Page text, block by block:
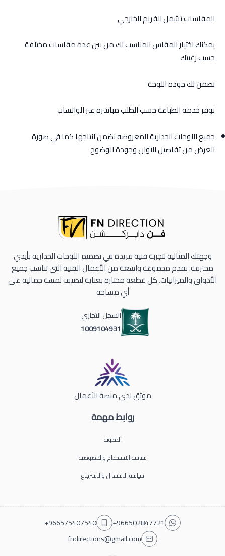
المقاسات تشمل الفريم الخارجي
يمكنك اختيار المقاس المناسب لك من بين عدة مقاسات مختلفة
حسب رغبتك
نضمن لك جودة اللوحة
نوفر خدمة الطباعة حسب الطلب مباشرة عبر الواتساب
جميع اللوحات الجدارية المعروضه نضمن انتاجها كما في صورة
العرض من تفاصيل الاوان وجودة الوضوح
روابط مهمة
المدونة
سياسة الاستخدام والخصوصية
سياسة الاستبدال والاسترجاع
وجهتك المثالية لتجربة فنية فريدة في تصميم اللوحات الجدارية بأيدي
محترفة. نقدم مجموعة واسعة من الأعمال الفنية التي تناسب جميع
الأذواق والميزانيات. كل قطعة مختارة بعناية لتضيف لمسة جمالية على
أي مساحة
السجل التجاري
1009104931
موثق لدى منصة الأعمال
+966502847721
+966575407540
fndirections@gmail.com